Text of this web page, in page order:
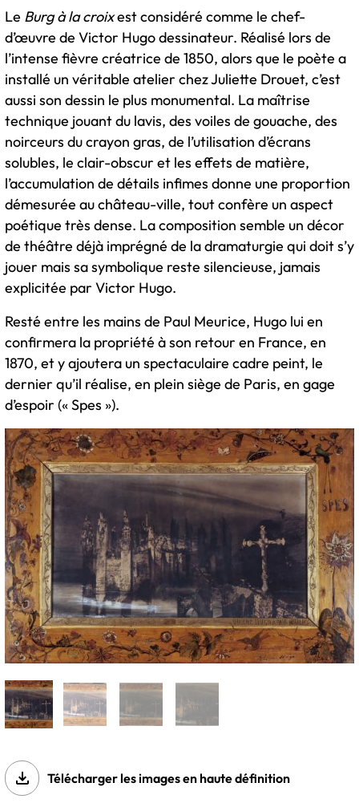
Le Burg à la croixest considéré comme le chef-
d’œuvre de Victor Hugo dessinateur. Réalisé lors de
l’intense fièvre créatrice de 1850, alors que le poète a
installé un véritable atelier chez Juliette Drouet, c’est
aussi son dessin le plus monumental. La maîtrise
technique jouant du lavis, des voiles de gouache, des
noirceurs du crayon gras, de l’utilisation d’écrans
solubles, le clair-obscur et les effets de matière,
l’accumulation de détails infimes donne une proportion
démesurée au château-ville, tout confère un aspect
poétique très dense. La composition semble un décor
de théâtre déjà imprégné de la dramaturgie qui doit s’y
jouer mais sa symbolique reste silencieuse, jamais
explicitée par Victor Hugo.
Resté entre les mains de Paul Meurice, Hugo lui en
confirmera la propriété à son retour en France, en
1870, et y ajoutera un spectaculaire cadre peint, le
dernier qu’il réalise, en plein siège de Paris, en gage
d’espoir (« Spes »).
file_download Télécharger les images en haute définition